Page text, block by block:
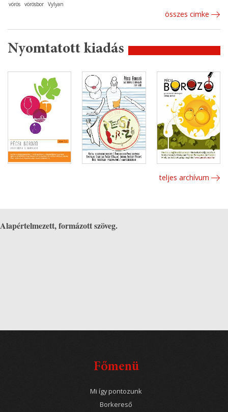
vörös vörösbor Vylyan
összes cimke
Nyomtatott kiadás
teljes archívum
Alapértelmezett, formázott szöveg.
Főmenü
Mi így pontozunk
Borkereső